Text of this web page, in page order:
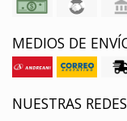
MEDIOS DE
NUESTRAS